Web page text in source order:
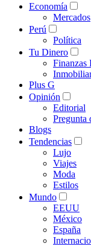
Economía
Mercados
Perú
Política
Tu Dinero
Finanzas
Plus G
Opinión
Editorial
Pregunta
Blogs
Tendencias
Lujo
Viajes
Moda
Estilos
Mundo
EEUU
México
España